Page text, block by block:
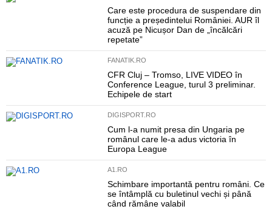
Care este procedura de suspendare din
funcție a președintelui României. AUR îl
acuză pe Nicușor Dan de „încălcări
repetate”
FANATIK.RO
CFR Cluj – Tromso, LIVE VIDEO în
Conference League, turul 3 preliminar.
Echipele de start
DIGISPORT.RO
Cum l-a numit presa din Ungaria pe
românul care le-a adus victoria în
Europa League
A1.RO
Schimbare importantă pentru români. Ce
se întâmplă cu buletinul vechi și până
când rămâne valabil